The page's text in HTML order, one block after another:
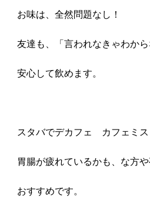
お味は、全然問題なし！
友達も、「言われなきゃわか
安心して飲めます。
スタバでデカフェ カフェミ
胃腸が疲れているかも、な方
おすすめです。